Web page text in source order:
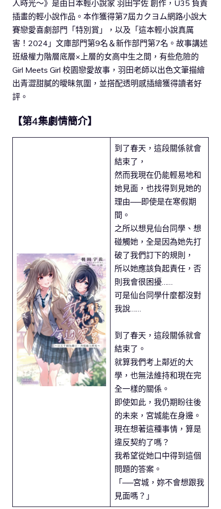
人時光～》是由日本輕小說家 羽田宇佐 創作，U35 負責
插畫的輕小說作品。本作獲得第7屆カクヨム網路小說大
賽戀愛喜劇部門「特別賞」，以及「這本輕小說真厲
害！2024」文庫部門第9名＆新作部門第7名。故事講述
班級權力階層底層×上層的女高中生之間，有些危險的
Girl Meets Girl 校園戀愛故事，羽田老師以出色文筆描繪
出青澀甜膩的曖昧氛圍，並搭配透明感插繪獲得讀者好
評。
【第4集劇情簡介】
到了春天，這段關係就會
結束了，
然而我現在仍能輕易地和
她見面，也找得到見她的
理由──即使是在寒假期
間。
之所以想見仙台同學、想
碰觸她，全是因為她先打
破了我們訂下的規則，
所以她應該負起責任，否
則我會很困擾……
可是仙台同學什麼都沒對
我說……
到了春天，這段關係就會
結束了。
就算我們考上鄰近的大
學，也無法維持和現在完
全一樣的關係。
即使如此，我仍期盼往後
的未來，宮城能在身邊。
現在想著這種事情，算是
違反契約了嗎？
我希望從她口中得到這個
問題的答案。
「──宮城，妳不會想跟我
見面嗎？」